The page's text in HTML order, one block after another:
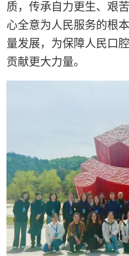
质，传承自力更生、艰
心全意为人民服务的根
量发展，为保障人民口
贡献更大力量。